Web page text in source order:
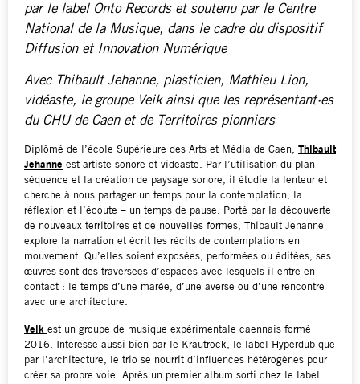
par le label Onto Records et soutenu par le Centre
National de la Musique, dans le cadre du dispositif
Diffusion et Innovation Numérique
Avec Thibault Jehanne, plasticien, Mathieu Lion,
vidéaste, le groupe Veik ainsi que les représentant·es
du CHU de Caen et de Territoires pionniers
Diplômé de l’école Supérieure des Arts et Média de Caen, Thibault
Jehanne est artiste sonore et vidéaste. Par l’utilisation du plan
séquence et la création de paysage sonore, il étudie la lenteur et
cherche à nous partager un temps pour la contemplation, la
réflexion et l’écoute – un temps de pause. Porté par la découverte
de nouveaux territoires et de nouvelles formes, Thibault Jehanne
explore la narration et écrit les récits de contemplations en
mouvement. Qu’elles soient exposées, performées ou éditées, ses
œuvres sont des traversées d’espaces avec lesquels il entre en
contact : le temps d’une marée, d’une averse ou d’une rencontre
avec une architecture.
Veik est un groupe de musique expérimentale caennais formé
2016. Intéressé aussi bien par le Krautrock, le label Hyperdub que
par l’architecture, le trio se nourrit d’influences hétérogènes pour
créer sa propre voie. Après un premier album sorti chez le label